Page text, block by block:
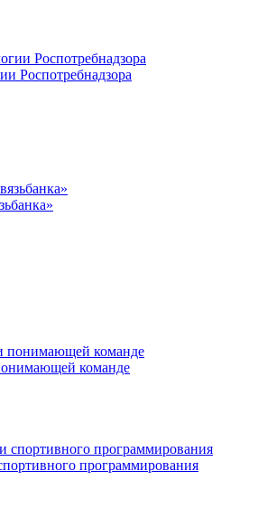
Роспотребнадзора
команде
программирования